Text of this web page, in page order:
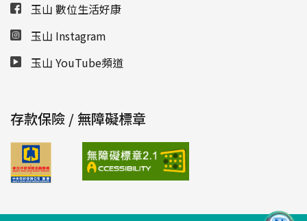
玉山 數位生活好康
玉山 Instagram
玉山 YouTube頻道
存款保險 / 無障礙標章